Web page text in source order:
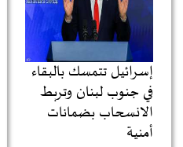
إسرائيل تتمسك بالبقاء
في جنوب لبنان وتربط
الانسحاب بضمانات
أمنية